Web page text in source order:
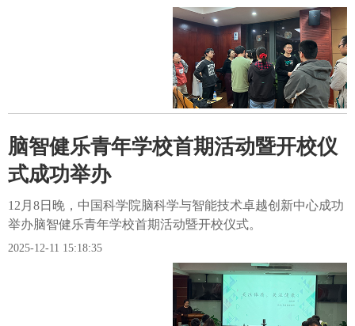
脑智健乐青年学校首期活动暨开校仪
式成功举办
12月8日晚，中国科学院脑科学与智能技术卓越创新中心成功
举办脑智健乐青年学校首期活动暨开校仪式。
2025-12-11 15:18:35